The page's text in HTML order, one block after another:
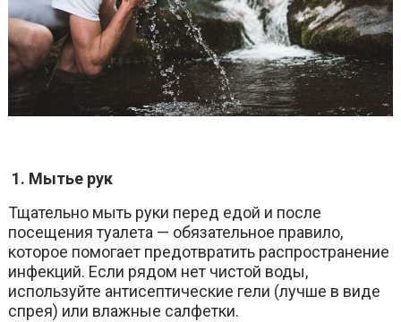
1. Мытье рук
Тщательно мыть руки перед едой и после
посещения туалета — обязательное правило,
которое помогает предотвратить распространение
инфекций. Если рядом нет чистой воды,
используйте антисептические гели (лучше в виде
спрея) или влажные салфетки.